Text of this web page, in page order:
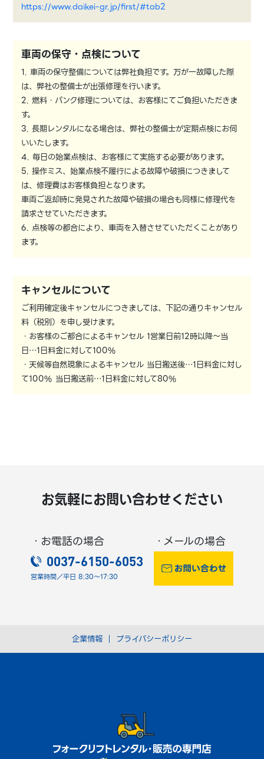
https://www.daikei-gr.jp/first/#tab2
車両の保守・点検について
1. 車両の保守整備については弊社負担です。万が一故障した際
は、弊社の整備士が出張修理を行います。
2. 燃料・パンク修理については、お客様にてご負担いただきま
す。
3. 長期レンタルになる場合は、弊社の整備士が定期点検にお伺
いいたします。
4. 毎日の始業点検は、お客様にて実施する必要があります。
5. 操作ミス、始業点検不履行による故障や破損につきまして
は、修理費はお客様負担となります。
車両ご返却時に発見された故障や破損の場合も同様に修理代を
請求させていただきます。
6. 点検等の都合により、車両を入替させていただくことがあり
ます。
キャンセルについて
ご利用確定後キャンセルにつきましては、下記の通りキャンセル
料（税別）を申し受けます。
・お客様のご都合によるキャンセル 1営業日前12時以降～当
日…1日料金に対して100%
・天候等自然現象によるキャンセル 当日搬送後…1日料金に対し
て100% 当日搬送前…1日料金に対して80%
お気軽にお問い合わせください
・お電話の場合
0037-6150-6053
営業時間／平日 8:30～17:30
・メールの場合
企業情報 ｜ プライバシーポリシー